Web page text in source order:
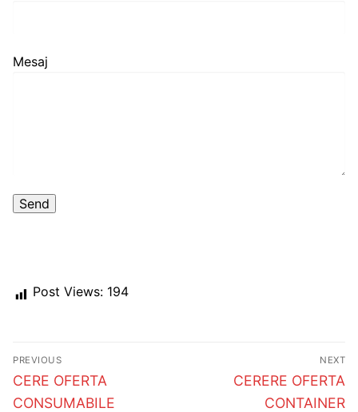
Mesaj
Post Views: 194
Post
navigation
PREVIOUS
Previous
post:
CERE OFERTA
CONSUMABILE
NEXT
Next
CERERE OFERTA
CONTAINER